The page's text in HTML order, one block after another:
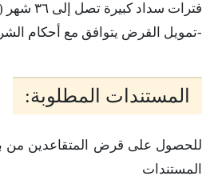
فترات سداد كبيرة تصل إلى ٣٦ شهر (ثلاثة أعوام).
-تمويل القرض يتوافق مع أحكام
المستندات المطلوبة:
للحصول على قرض المتقاعدين من
المستندات